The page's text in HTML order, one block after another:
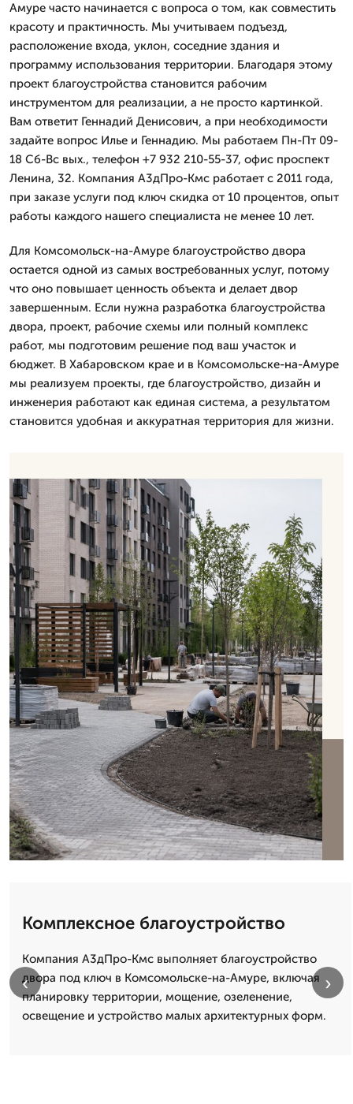
Амуре часто начинается с вопроса о том, как совместить
красоту и практичность. Мы учитываем подъезд,
расположение входа, уклон, соседние здания и
программу использования территории. Благодаря этому
проект благоустройства становится рабочим
инструментом для реализации, а не просто картинкой.
Вам ответит Геннадий Денисович, а при необходимости
задайте вопрос Илье и Геннадию. Мы работаем Пн-Пт 09-
18 Сб-Вс вых., телефон +7 932 210-55-37, офис проспект
Ленина, 32. Компания А3дПро-Кмс работает с 2011 года,
при заказе услуги под ключ скидка от 10 процентов, опыт
работы каждого нашего специалиста не менее 10 лет.
Для Комсомольск-на-Амуре благоустройство двора
остается одной из самых востребованных услуг, потому
что оно повышает ценность объекта и делает двор
завершенным. Если нужна разработка благоустройства
двора, проект, рабочие схемы или полный комплекс
работ, мы подготовим решение под ваш участок и
бюджет. В Хабаровском крае и в Комсомольске-на-Амуре
мы реализуем проекты, где благоустройство, дизайн и
инженерия работают как единая система, а результатом
становится удобная и аккуратная территория для жизни.
Комплексное благоустройство
Компания А3дПро-Кмс выполняет благоустройство
двора под ключ в Комсомольске-на-Амуре, включая
планировку территории, мощение, озеленение,
освещение и устройство малых архитектурных форм.
‹ ›